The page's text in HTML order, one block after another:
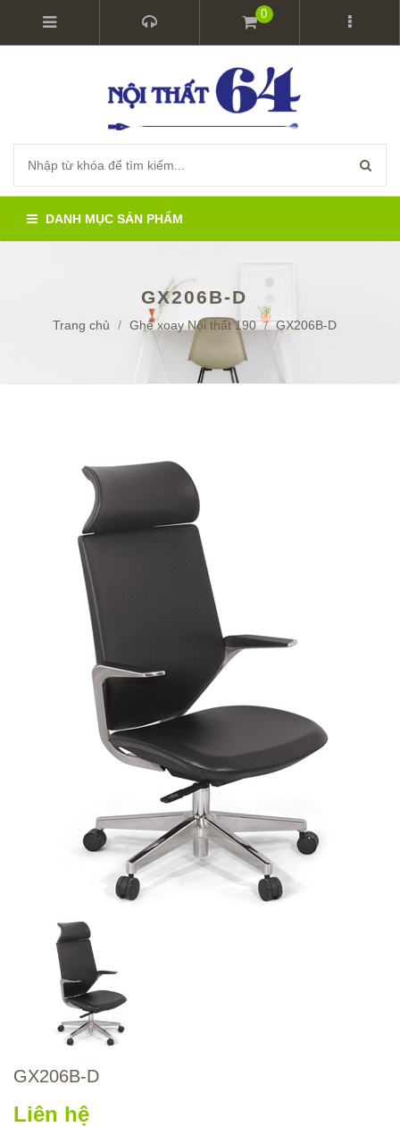
0
DANH MỤC SẢN PHẨM
GX206B-D
Trang chủ / Ghế xoay Nội thất 190 / GX206B-D
GX206B-D
Liên hệ